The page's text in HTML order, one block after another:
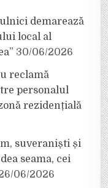
demarează
local al
30/06/2026
reclamă
personalul
rezidențială
suveraniști și
seama, cei
06/2026